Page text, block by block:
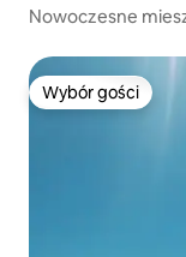
Nowoczesne
Wybór gości
Wybór gości